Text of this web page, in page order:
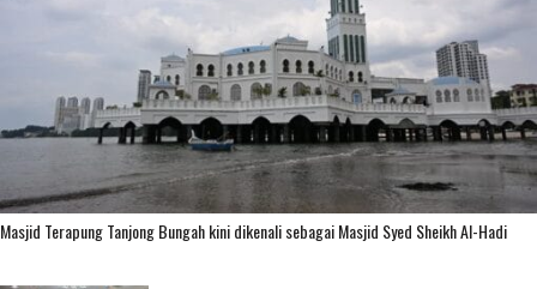
Masjid Terapung Tanjong Bungah kini dikenali sebagai Masjid Syed Sheikh Al-Hadi